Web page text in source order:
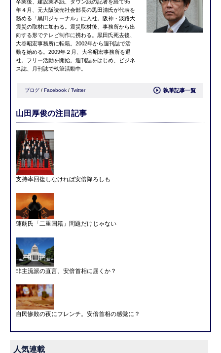
卒業後、建設業界紙、タウン紙の記者を経て95
年４月、元大阪読売社会部長の黒田清氏が代表を
務める「黒田ジャーナル」に入社。阪神・淡路大
震災の取材に加わる。震災取材後、事務所から出
向する形でテレビ制作に携わる。黒田氏死去後、
大谷昭宏事務所に転籍。2002年から週刊誌で活
動を始める。2009年２月、大谷昭宏事務所を退
社。フリー活動を開始。週刊誌をはじめ、ビジネ
ス誌、月刊誌で執筆活動中。
ブログ /Facebook /Twitter 執筆記事一覧
山田厚俊の注目記事
支持率回復しなければ安倍降ろしも
蓮舫氏「二重国籍」問題だけじゃない
非主流派の直言、安倍首相に届くか？
自民惨敗の夜にフレンチ。安倍首相の感覚に？
人気連載